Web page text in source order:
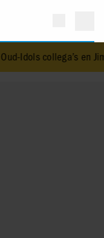
en Jim en Jamai